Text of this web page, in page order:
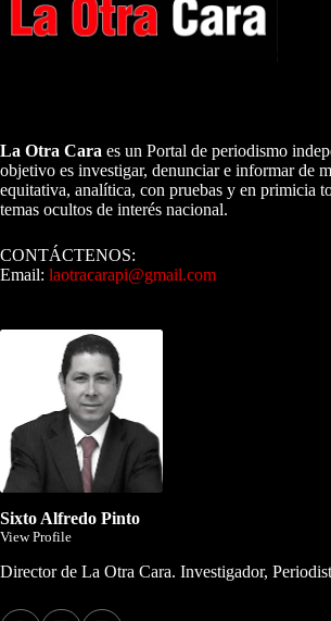
La Otra Cara es un Portal de periodismo
objetivo es investigar, denunciar e informar de
equitativa, analítica, con pruebas y en primicia
temas ocultos de interés nacional.
CONTÁCTENOS:
Email: laotracarapi@gmail.com
Sixto Alfredo Pinto
View Profile
Director de La Otra Cara. Investigador,